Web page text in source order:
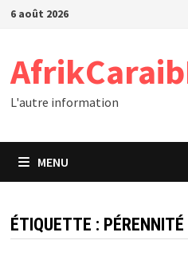
Passer
6 août 2026
L'autre information
MENU
ÉTIQUETTE : PÉRENNITÉ